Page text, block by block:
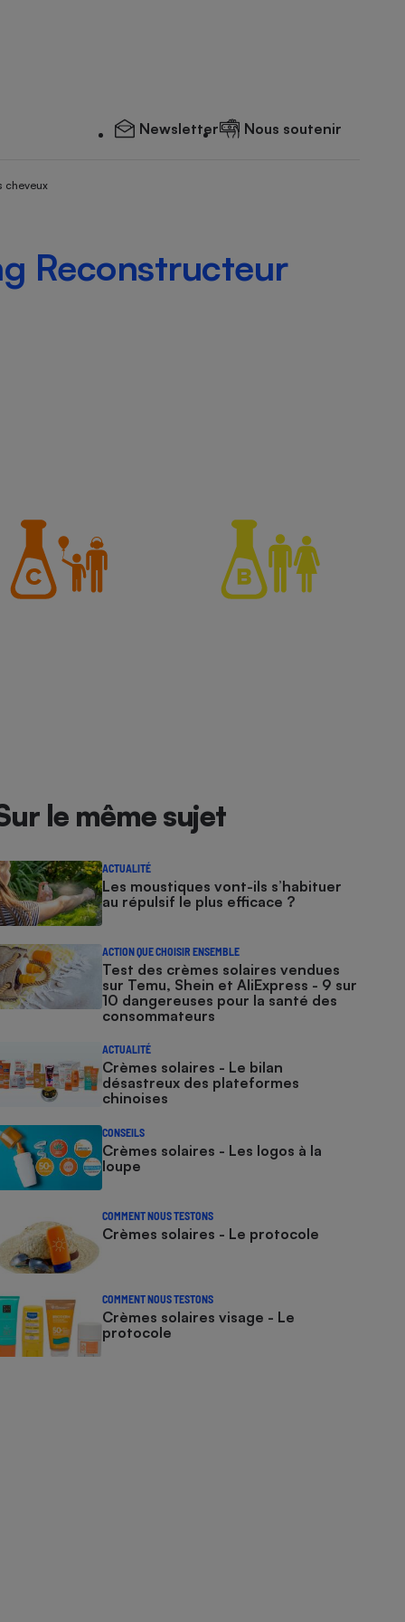
Newsletter Nous soutenir
cheveux
Reconstructeur
le même sujet
ACTUALITÉ
Les moustiques vont-ils s’habituer
au répulsif le plus efficace ?
ACTION QUE CHOISIR ENSEMBLE
Test des crèmes solaires vendues
sur Temu, Shein et AliExpress - 9 sur
10 dangereuses pour la santé des
consommateurs
ACTUALITÉ
Crèmes solaires - Le bilan
désastreux des plateformes
chinoises
CONSEILS
Crèmes solaires - Les logos à la
loupe
COMMENT NOUS TESTONS
Crèmes solaires - Le protocole
COMMENT NOUS TESTONS
Crèmes solaires visage - Le
protocole